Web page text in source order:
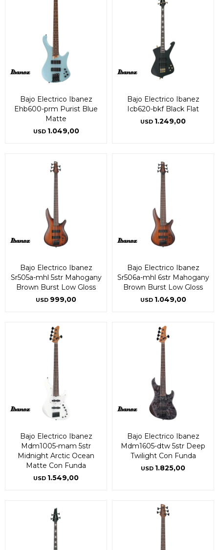
Bajo Electrico Ibanez
Ehb600-prm Purist Blue
Matte
USD 1.049,00
Bajo Electrico Ibanez
Icb620-bkf Black Flat
USD 1.249,00
Bajo Electrico Ibanez
Sr505a-mhl 5str Mahogany
Brown Burst Low Gloss
USD 999,00
Bajo Electrico Ibanez
Sr506a-mhl 6str Mahogany
Brown Burst Low Gloss
USD 1.049,00
Bajo Electrico Ibanez
Mdm1005-mam 5str
Midnight Arctic Ocean
Matte Con Funda
USD 1.549,00
Bajo Electrico Ibanez
Mdm1605-dtw 5str Deep
Twilight Con Funda
USD 1.825,00